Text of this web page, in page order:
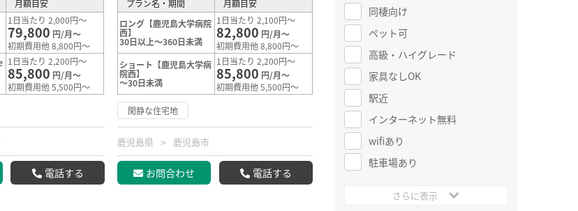
月額目安
1日当たり 2,000円～
79,800 円/月～
初期費用他 8,800円～
1日当たり 2,200円～
85,800 円/月～
初期費用他 5,500円～
電話する
プラン名・期間
月額目安
ロング【鹿児島大学病院
西】
30日以上～360日未満
1日当たり 2,100円～
82,800 円/月～
初期費用他 8,800円～
ショート【鹿児島大学病
院西】
～30日未満
1日当たり 2,200円～
85,800 円/月～
初期費用他 5,500円～
閑静な住宅地
鹿児島県 鹿児島市
お問合わせ 電話する
同棲向け
ペット可
高級・ハイグレード
家具なしOK
駅近
インターネット無料
wifiあり
駐車場あり
さらに表示